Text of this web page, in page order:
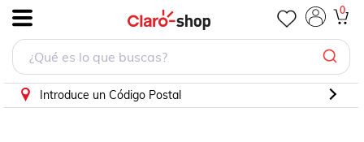
0
Introduce un Código Postal
PorCategorías
PorMarcas
PorDescuento